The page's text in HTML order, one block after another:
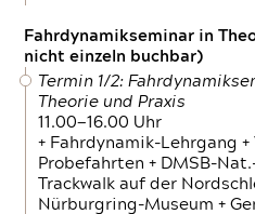
Fahrdynamikseminar in
nicht einzeln buchbar)
Termin 1/2:
Theorie und Praxis
11.00—16.00 Uhr
+ Fahrdynamik-Lehrgang
Probefahrten + DMSB-
Trackwalk auf der
Nürburgring-Museum +